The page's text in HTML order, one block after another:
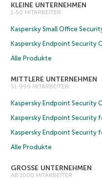
KLEINE UNTERNEHMEN
1-50 MITARBEITER
Kaspersky Small Office
Kaspersky Endpoint Security
Alle Produkte
MITTLERE UNTERNEHMEN
51-999 MITARBEITER
Kaspersky Endpoint Security
Kaspersky Endpoint Security
Kaspersky Endpoint Security
Alle Produkte
GROSSE UNTERNEHMEN
AB 1000 MITARBEITER